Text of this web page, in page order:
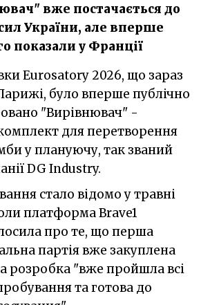
вже постачається до
України, але вперше
показали у Франції
було вперше публічно
"Вирівнювач" -
для перетворення
у плануючу, так званий
DG Industry.
стало відомо у травні
платформа Brave1
про те, що перша
партія вже закуплена
розробка "вже пройшла всі
та готова до